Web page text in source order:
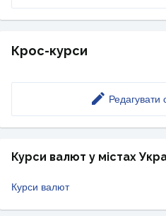
Крос-курси
Редагувати
Курси валют у містах
Курси валют